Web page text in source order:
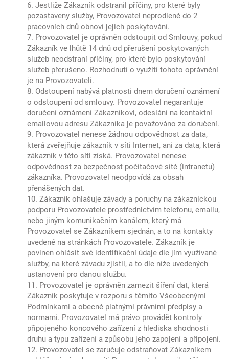
6. Jestliže Zákazník odstranil příčiny, pro které byly
pozastaveny služby, Provozovatel neprodleně do 2
pracovních dnů obnoví jejich poskytování.
7. Provozovatel je oprávněn odstoupit od Smlouvy, pokud
Zákazník ve lhůtě 14 dnů od přerušení poskytovaných
služeb neodstraní příčiny, pro které bylo poskytování
služeb přerušeno. Rozhodnutí o využití tohoto oprávnění
je na Provozovateli.
8. Odstoupení nabývá platnosti dnem doručení oznámení
o odstoupení od smlouvy. Provozovatel negarantuje
doručení oznámení Zákazníkovi, odeslání na kontaktní
emailovou adresu Zákazníka je považováno za doručení.
9. Provozovatel nenese žádnou odpovědnost za data,
která zveřejňuje zákazník v síti Internet, ani za data, která
zákazník v této síti získá. Provozovatel nenese
odpovědnost za bezpečnost počítačové sítě (intranetu)
zákazníka. Provozovatel neodpovídá za obsah
přenášených dat.
10. Zákazník ohlašuje závady a poruchy na zákaznickou
podporu Provozovatele prostřednictvím telefonu, emailu,
nebo jiným komunikačním kanálem, který má
Provozovatel se Zákazníkem sjednán, a to na kontakty
uvedené na stránkách Provozovatele. Zákazník je
povinen ohlásit své identifikační údaje dle jím využívané
služby, na které závadu zjistil, a to dle níže uvedených
ustanovení pro danou službu.
11. Provozovatel je oprávněn zamezit šíření dat, která
Zákazník poskytuje v rozporu s těmito Všeobecnými
Podmínkami a obecně platnými právními předpisy a
normami. Provozovatel má právo provádět kontroly
připojeného koncového zařízení z hlediska shodnosti
druhu a typu zařízení a způsobu jeho zapojení a připojení.
12. Provozovatel se zaručuje odstraňovat Zákazníkem